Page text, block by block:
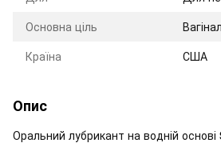
Основна ціль
Країна
США
Опис
Оральний лубрикант на водній основі